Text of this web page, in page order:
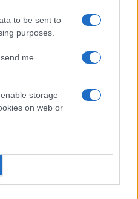
to be sent to
purposes.
me
storage
on web or
Arena slog upp
av oförglömliga
evenemang och minnen